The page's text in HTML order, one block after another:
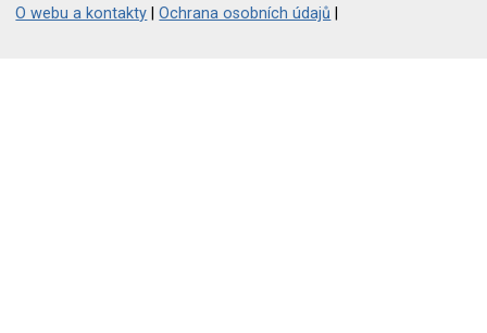
O webu a kontakty |Ochrana osobních údajů